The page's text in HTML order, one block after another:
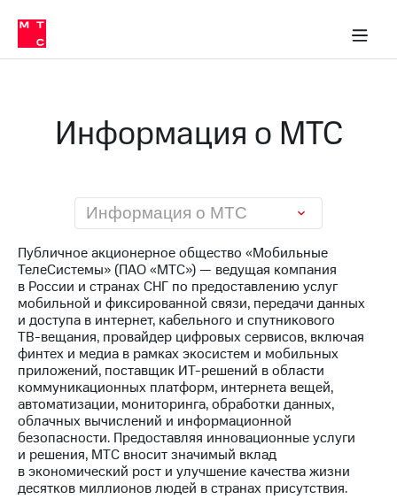
Медиа-центр
и акционерам
Устойчивое развитие
Комплаенс и деловая этика
компании
Карьера
в МТС
Руководство
Правовая
информация
Контакты
Медиа-центр
Пресс-
релизы
МТС
о технологиях
Достижения
в МТС
Пресс-
МТС
о технологиях
Информация о МТС
Информация о МТС
Публичное акционерное общество «Мобильные
ТелеСистемы» (ПАО «МТС») — ведущая компания
в России и странах СНГ по предоставлению услуг
мобильной и фиксированной связи, передачи данных
и доступа в интернет, кабельного и спутникового
ТВ-вещания, провайдер цифровых сервисов, включая
финтех и медиа в рамках экосистем и мобильных
приложений, поставщик ИТ-решений в области
коммуникационных платформ, интернета вещей,
автоматизации, мониторинга, обработки данных,
облачных вычислений и информационной
безопасности. Предоставляя инновационные услуги
и решения, МТС вносит значимый вклад
в экономический рост и улучшение качества жизни
десятков миллионов людей в странах присутствия.